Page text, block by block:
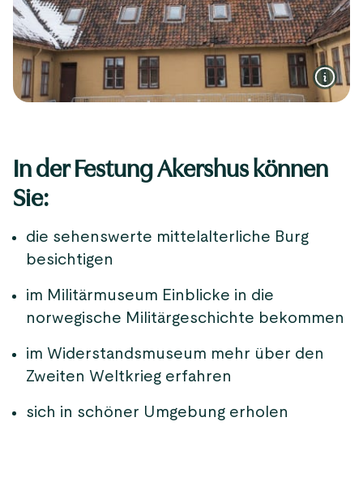
In der Festung Akershus können
Sie:
die sehenswerte mittelalterliche Burg
besichtigen
im Militärmuseum Einblicke in die
norwegische Militärgeschichte bekommen
im Widerstandsmuseum mehr über den
Zweiten Weltkrieg erfahren
sich in schöner Umgebung erholen